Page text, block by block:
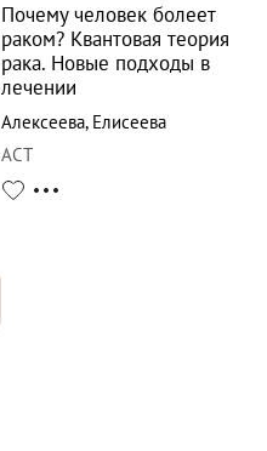
Почему человек болеет
раком? Квантовая теория
рака. Новые подходы в
лечении
Алексеева, Елисеева
АСТ